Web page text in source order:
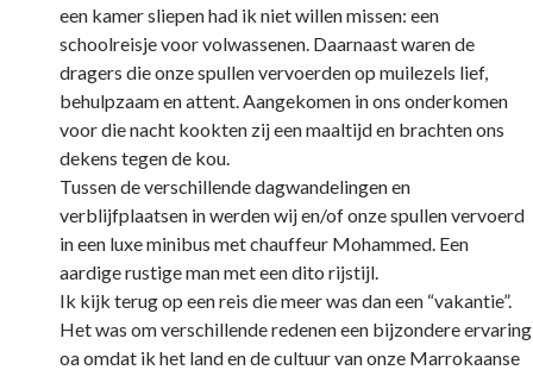
een kamer sliepen had ik niet willen missen: een
schoolreisje voor volwassenen. Daarnaast waren de
dragers die onze spullen vervoerden op muilezels lief,
behulpzaam en attent. Aangekomen in ons onderkomen
voor die nacht kookten zij een maaltijd en brachten ons
dekens tegen de kou.
Tussen de verschillende dagwandelingen en
verblijfplaatsen in werden wij en/of onze spullen vervoerd
in een luxe minibus met chauffeur Mohammed. Een
aardige rustige man met een dito rijstijl.
Ik kijk terug op een reis die meer was dan een “vakantie”.
Het was om verschillende redenen een bijzondere ervaring
oa omdat ik het land en de cultuur van onze Marrokaanse